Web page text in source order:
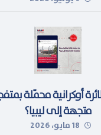
أوكرانية محمّلة
متجهة إلى ليبيا؟
18 مايو، 2026